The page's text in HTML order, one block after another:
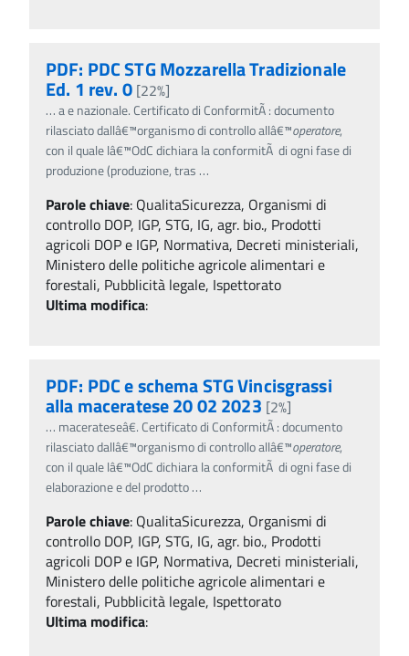
PDF: PDC STG Mozzarella Tradizionale
Ed. 1 rev. 0 [22%]
…a e nazionale. Certificato di ConformitÃ : documento
rilasciato dallâ€™organismo di controllo allâ€™operatore,
con il quale lâ€™OdC dichiara la conformitÃ di ogni fase di
produzione (produzione, tras …
Parole chiave: QualitaSicurezza, Organismi di
controllo DOP, IGP, STG, IG, agr. bio., Prodotti
agricoli DOP e IGP, Normativa, Decreti ministeriali,
Ministero delle politiche agricole alimentari e
forestali, Pubblicità legale, Ispettorato
Ultima modifica:
PDF: PDC e schema STG Vincisgrassi
alla maceratese 20 02 2023 [2%]
… macerateseâ€. Certificato di ConformitÃ : documento
rilasciato dallâ€™organismo di controllo allâ€™operatore,
con il quale lâ€™OdC dichiara la conformitÃ di ogni fase di
elaborazione e del prodotto…
Parole chiave: QualitaSicurezza, Organismi di
controllo DOP, IGP, STG, IG, agr. bio., Prodotti
agricoli DOP e IGP, Normativa, Decreti ministeriali,
Ministero delle politiche agricole alimentari e
forestali, Pubblicità legale, Ispettorato
Ultima modifica: